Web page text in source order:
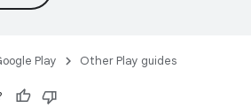
Play Other Play guides